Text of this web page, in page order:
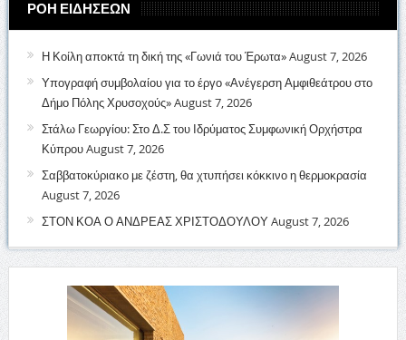
ΡΟΗ ΕΙΔΗΣΕΩΝ
Η Κοίλη αποκτά τη δική της «Γωνιά του Έρωτα»August 7, 2026
Υπογραφή συμβολαίου για το έργο «Ανέγερση Αμφιθεάτρου στο
Δήμο Πόλης Χρυσοχούς»August 7, 2026
Στάλω Γεωργίου: Στο Δ.Σ του Ιδρύματος Συμφωνική Ορχήστρα
ΚύπρουAugust 7, 2026
Σαββατοκύριακο με ζέστη, θα χτυπήσει κόκκινο η θερμοκρασία
August 7, 2026
ΣΤΟΝ ΚΟΑ Ο ΑΝΔΡΕΑΣ ΧΡΙΣΤΟΔΟΥΛΟΥAugust 7, 2026